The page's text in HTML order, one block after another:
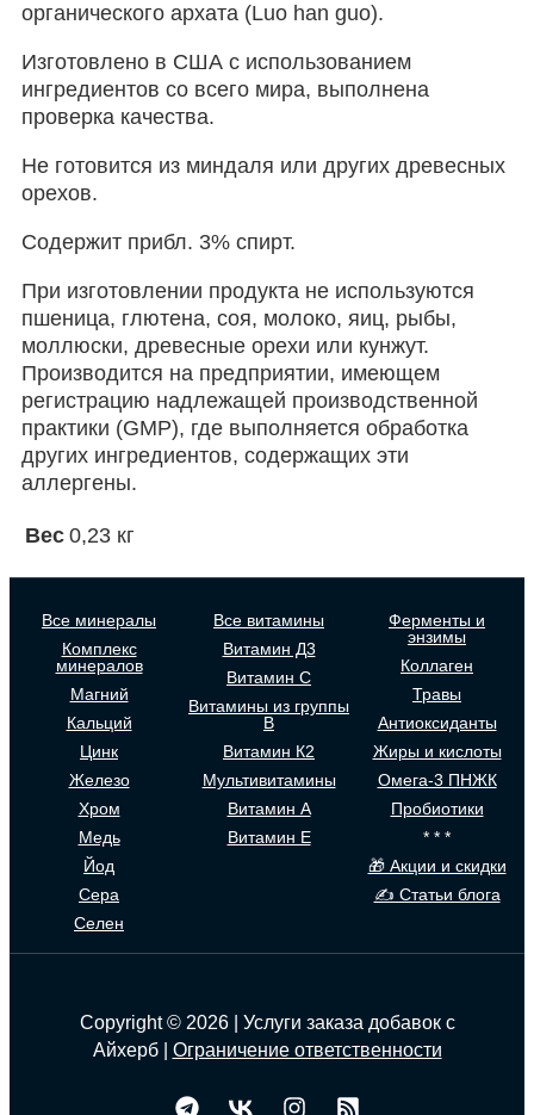
органического архата (Luo han guo).
Изготовлено в США с использованием
ингредиентов со всего мира, выполнена
проверка качества.
Не готовится из миндаля или других древесных
орехов.
Содержит прибл. 3% спирт.
При изготовлении продукта не используются
пшеница, глютена, соя, молоко, яиц, рыбы,
моллюски, древесные орехи или кунжут.
Производится на предприятии, имеющем
регистрацию надлежащей производственной
практики (GMP), где выполняется обработка
других ингредиентов, содержащих эти
аллергены.
Вес 0,23 кг
Все минералы
Комплекс
минералов
Магний
Кальций
Цинк
Железо
Хром
Медь
Йод
Сера
Селен
Все витамины
Витамин Д3
Витамин С
Витамины из группы
В
Витамин К2
Мультивитамины
Витамин А
Витамин Е
Ферменты и
энзимы
Коллаген
Травы
Антиоксиданты
Жиры и кислоты
Омега-3 ПНЖК
Пробиотики
* * *
🎁 Акции и скидки
✍ Статьи блога
Copyright © 2026 | Услуги заказа добавок с
Айхерб | Ограничение ответственности